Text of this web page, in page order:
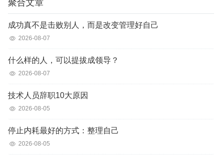
聚合文章
成功真不是击败别人，而是改变管理好自己
2026-08-07
什么样的人，可以提拔成领导？
2026-08-07
技术人员辞职10大原因
2026-08-05
停止内耗最好的方式：整理自己
2026-08-05